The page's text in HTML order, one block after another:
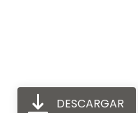
DESCARGAR